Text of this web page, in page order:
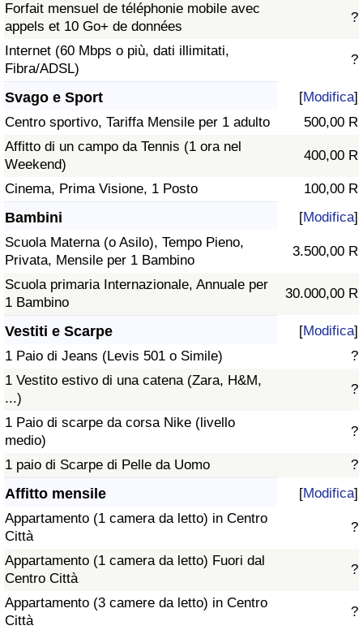
Forfait mensuel de téléphonie mobile avec
appels et 10 Go+ de données
?
Internet (60 Mbps o più, dati illimitati,
Fibra/ADSL)
?
Svago e Sport [Modifica]
Centro sportivo, Tariffa Mensile per 1 adulto
500,00 R
Affitto di un campo da Tennis (1 ora nel
Weekend)
400,00 R
Cinema, Prima Visione, 1 Posto 100,00 R
Bambini [Modifica]
Scuola Materna (o Asilo), Tempo Pieno,
Privata, Mensile per 1 Bambino
3.500,00 R
Scuola primaria Internazionale, Annuale per
1 Bambino
30.000,00 R
Vestiti e Scarpe [Modifica]
1 Paio di Jeans (Levis 501 o Simile)
?
1 Vestito estivo di una catena (Zara, H&M,
...)
?
1 Paio di scarpe da corsa Nike (livello
medio)
?
1 paio di Scarpe di Pelle da Uomo ?
Affitto mensile [Modifica]
Appartamento (1 camera da letto) in Centro
Città
?
Appartamento (1 camera da letto) Fuori dal
Centro Città
?
Appartamento (3 camere da letto) in Centro
Città
?